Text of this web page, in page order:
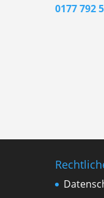
0177 792